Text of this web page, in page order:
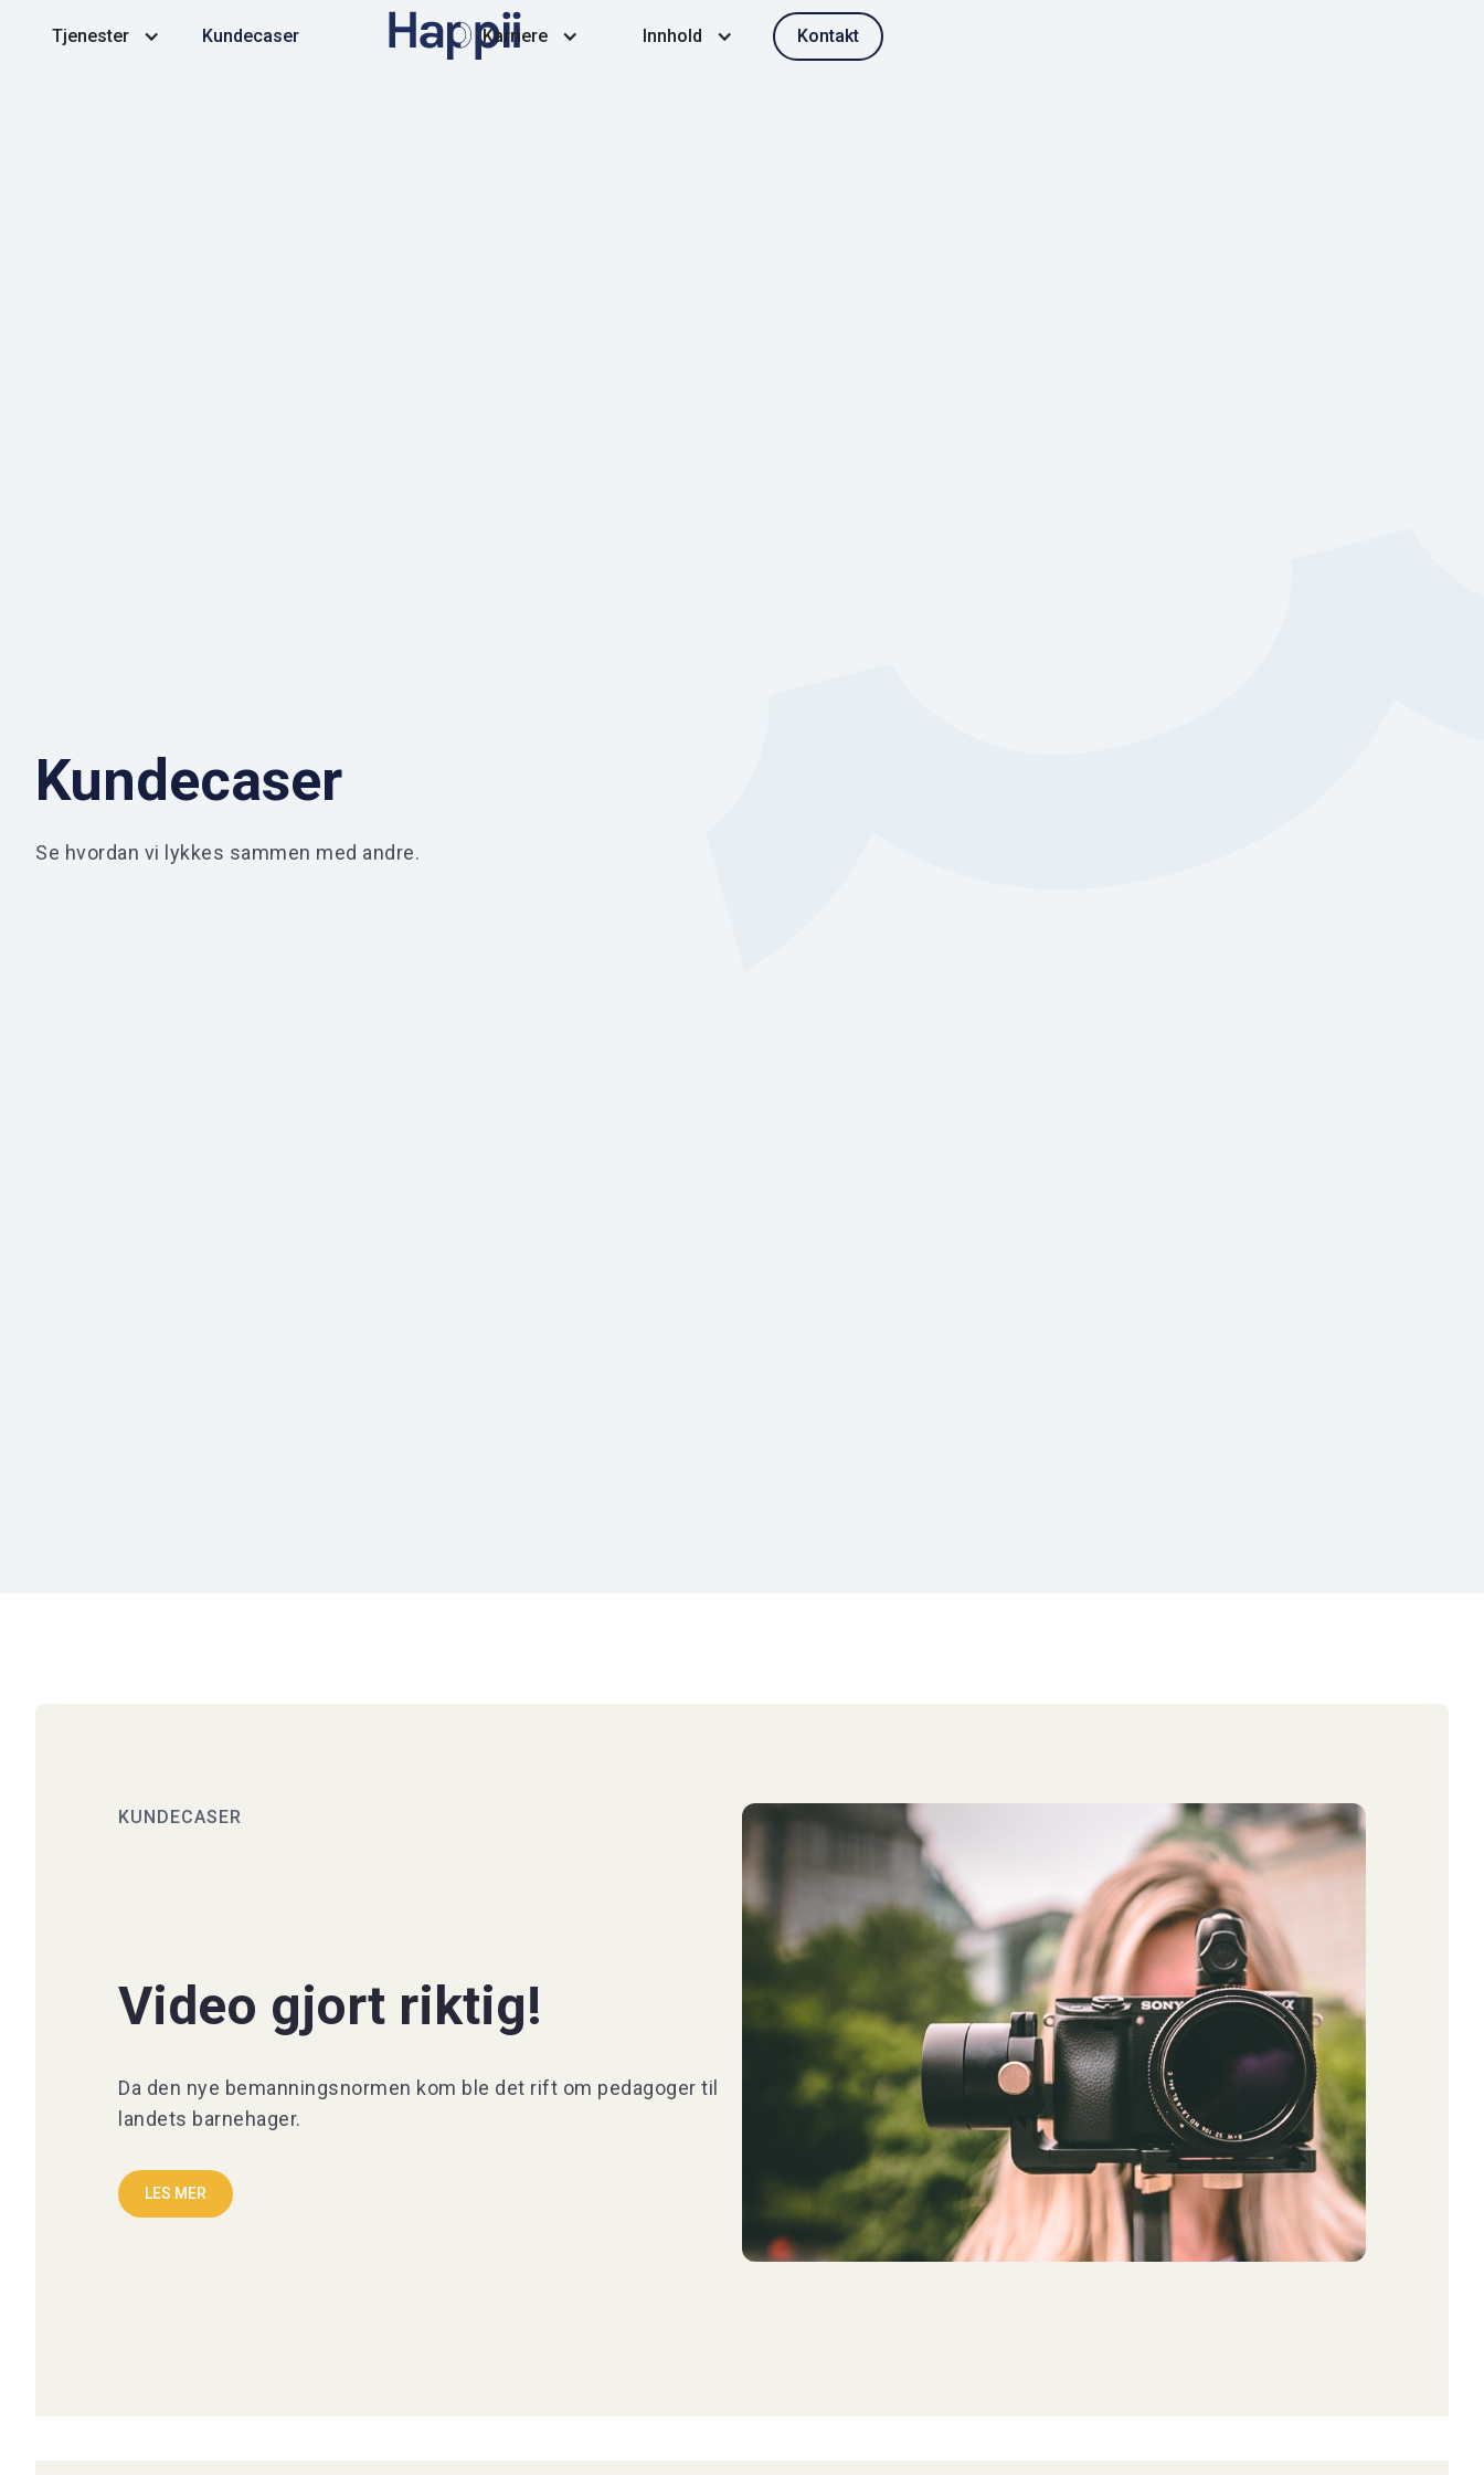
Tjenester Kundecaser Karriere Innhold Kontakt
Kundecaser
Se hvordan vi lykkes sammen med andre.
KUNDECASER
Video gjort riktig!
Da den nye bemanningsnormen kom ble det rift om pedagoger til
landets barnehager.
LES MER